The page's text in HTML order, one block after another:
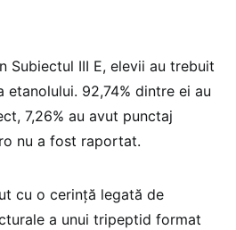
Subiectul III E, elevii au trebuit
etanolului. 92,74% dintre ei au
7,26% au avut punctaj
nu a fost raportat.
cu o cerință legată de
a unui tripeptid format